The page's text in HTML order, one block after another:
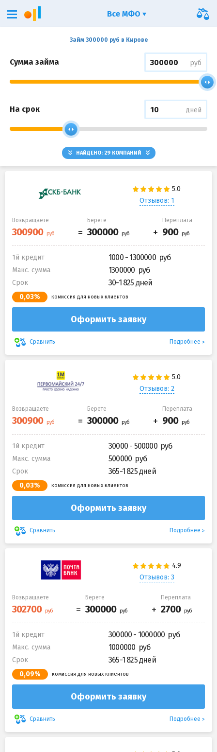
Займ 300000 руб в Кирове
Сумма займа руб
На срок дней
НАЙДЕНО: 29КОМПАНИЙ
Отзывов: 1
Возвращаете Берете Переплата
1й кредит 1000 - 1300000
Макс. сумма 1300000
Срок 30-1 825 дней
0,03% комиссия для новых клиентов
Оформить заявку
Сравнить Подробнее
Отзывов: 2
Возвращаете Берете Переплата
1й кредит 30000 - 500000
Макс. сумма 500000
Срок 365-1 825 дней
0,03% комиссия для новых клиентов
Оформить заявку
Сравнить Подробнее
Отзывов: 3
Возвращаете Берете Переплата
1й кредит 300000 - 1000000
Макс. сумма 1000000
Срок 365-1 825 дней
0,09% комиссия для новых клиентов
Оформить заявку
Сравнить Подробнее
Все МФО